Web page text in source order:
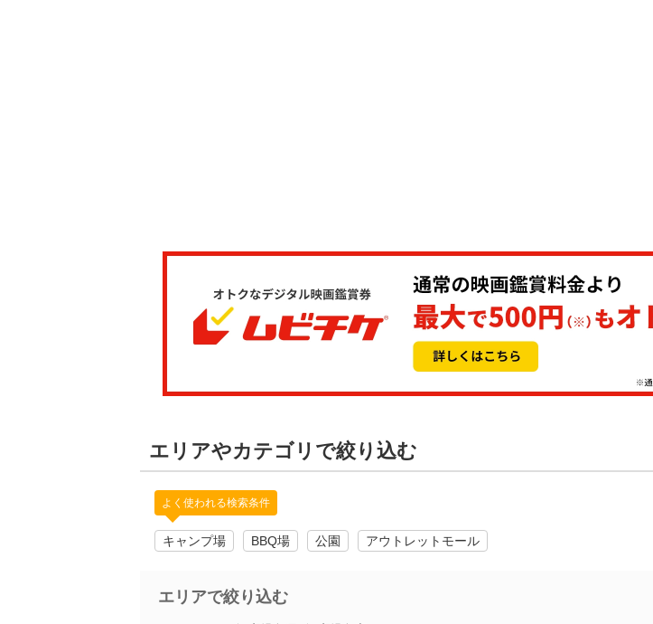
エリアやカテゴリで絞り込む
よく使われる検索条件
キャンプ場 BBQ場 公園 アウトレットモール
エリアで絞り込む